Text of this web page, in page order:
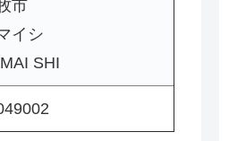
市
イシ
SHI